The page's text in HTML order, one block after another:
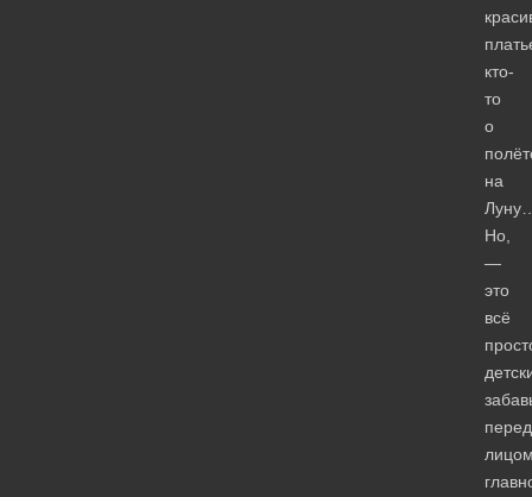
кто-
то
о
на
Но,
—
это
всё
перед